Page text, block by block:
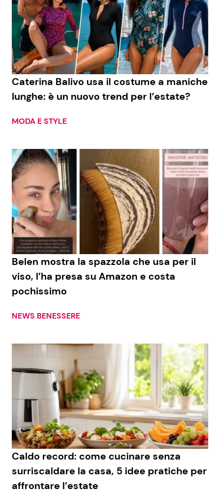
Caterina Balivo usa il costume a maniche
lunghe: è un nuovo trend per l’estate?
MODA E STYLE
Belen mostra la spazzola che usa per il
viso, l’ha presa su Amazon e costa
pochissimo
NEWS BENESSERE
Caldo record: come cucinare senza
surriscaldare la casa, 5 idee pratiche per
affrontare l’estate